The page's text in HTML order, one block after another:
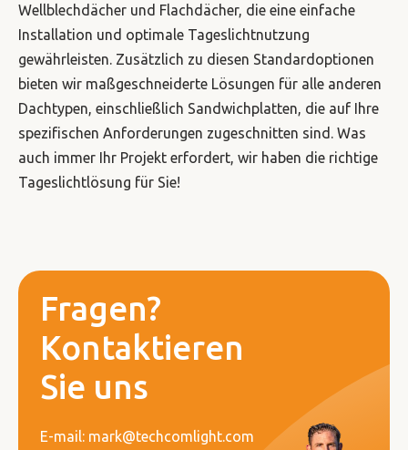
Wellblechdächer und Flachdächer, die eine einfache
Installation und optimale Tageslichtnutzung
gewährleisten. Zusätzlich zu diesen Standardoptionen
bieten wir maßgeschneiderte Lösungen für alle anderen
Dachtypen, einschließlich Sandwichplatten, die auf Ihre
spezifischen Anforderungen zugeschnitten sind. Was
auch immer Ihr Projekt erfordert, wir haben die richtige
Tageslichtlösung für Sie!
Fragen?
Kontaktieren
Sie uns
E-mail: mark@techcomlight.com